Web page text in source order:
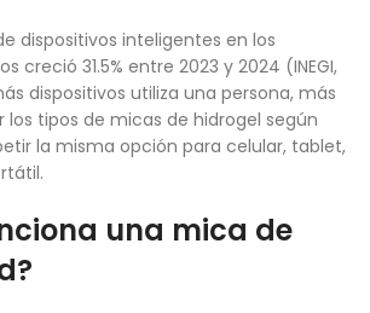
dispositivos inteligentes en los
creció 31.5% entre 2023 y 2024 (INEGI,
dispositivos utiliza una persona, más
los tipos de micas de hidrogel según
la misma opción para celular, tablet,
una mica de